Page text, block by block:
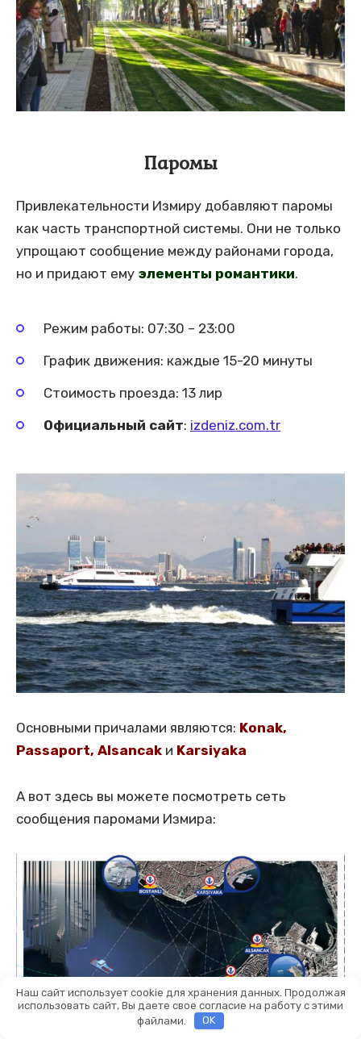
Паромы
Привлекательности Измиру добавляют паромы
как часть транспортной системы. Они не только
упрощают сообщение между районами города,
но и придают ему элементы романтики.
Режим работы: 07:30 – 23:00
График движения: каждые 15-20 минуты
Стоимость проезда: 13 лир
Официальный сайт: izdeniz.com.tr
Основными причалами являются: Konak,
Passaport, Alsancak и Karsiyaka
А вот здесь вы можете посмотреть сеть
сообщения паромами Измира:
Наш сайт использует cookie для хранения данных. Продолжая
использовать сайт, Вы даете свое согласие на работу с этими
файлами.
OK